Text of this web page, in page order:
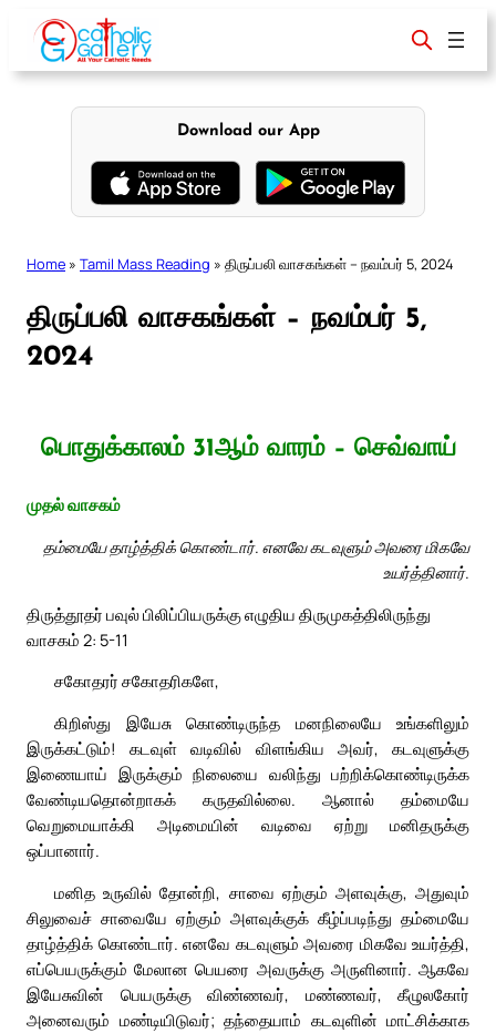
content
Download our App
Home » Tamil Mass Reading » திருப்பலி வாசகங்கள் – நவம்பர் 5, 2024
திருப்பலி வாசகங்கள் – நவம்பர் 5,
2024
பொதுக்காலம் 31ஆம் வாரம் – செவ்வாய்
முதல் வாசகம்
தம்மையே தாழ்த்திக் கொண்டார். எனவே கடவுளும் அவரை மிகவே
உயர்த்தினார்.
திருத்தூதர் பவுல் பிலிப்பியருக்கு எழுதிய திருமுகத்திலிருந்து
வாசகம் 2: 5-11
சகோதரர் சகோதரிகளே,
கிறிஸ்து இயேசு கொண்டிருந்த மனநிலையே உங்களிலும்
இருக்கட்டும்! கடவுள் வடிவில் விளங்கிய அவர், கடவுளுக்கு
இணையாய் இருக்கும் நிலையை வலிந்து பற்றிக்கொண்டிருக்க
வேண்டியதொன்றாகக் கருதவில்லை. ஆனால் தம்மையே
வெறுமையாக்கி அடிமையின் வடிவை ஏற்று மனிதருக்கு
ஒப்பானார்.
மனித உருவில் தோன்றி, சாவை ஏற்கும் அளவுக்கு, அதுவும்
சிலுவைச் சாவையே ஏற்கும் அளவுக்குக் கீழ்ப்படிந்து தம்மையே
தாழ்த்திக் கொண்டார். எனவே கடவுளும் அவரை மிகவே உயர்த்தி,
எப்பெயருக்கும் மேலான பெயரை அவருக்கு அருளினார். ஆகவே
இயேசுவின் பெயருக்கு விண்ணவர், மண்ணவர், கீழுலகோர்
அனைவரும் மண்டியிடுவர்; தந்தையாம் கடவுளின் மாட்சிக்காக